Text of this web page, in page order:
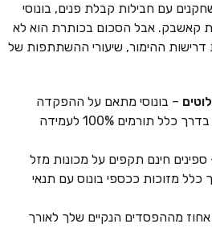
עם חבילות קבלת פנים, בונוסי
קאשבק. אבל הסכום בכותרת הוא לא
ההימור, שיעורי ההשתתפות של
– בונוסי מתאם על ההפקדה
הראשונה שלך. סלוטים בדרך כלל תורמים 100% לעמידה
ספינים חינם תקפים על מכונות מזל
כלל מזוכות ככספי בונוס עם תנאי
מההפסדים הנקיים שלך לאורך